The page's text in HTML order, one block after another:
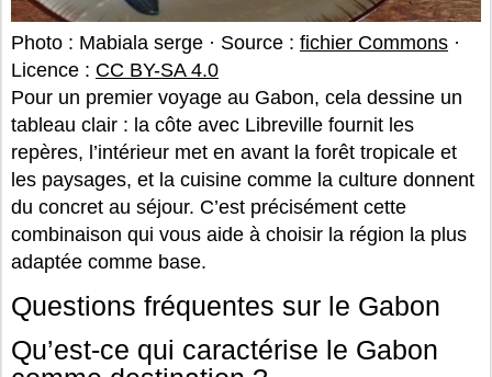
Photo : Mabiala serge · Source : fichier Commons ·
Licence : CC BY-SA 4.0
Pour un premier voyage au Gabon, cela dessine un
tableau clair : la côte avec Libreville fournit les
repères, l’intérieur met en avant la forêt tropicale et
les paysages, et la cuisine comme la culture donnent
du concret au séjour. C’est précisément cette
combinaison qui vous aide à choisir la région la plus
adaptée comme base.
Questions fréquentes sur le Gabon
Qu’est-ce qui caractérise le Gabon